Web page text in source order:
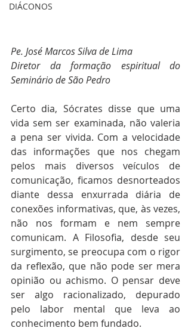
DIÁCONOS
Pe. José Marcos Silva de Lima
Diretor da formação espiritual do
Seminário de São Pedro
Certo dia, Sócrates disse que uma
vida sem ser examinada, não valeria
a pena ser vivida. Com a velocidade
das informações que nos chegam
pelos mais diversos veículos de
comunicação, ficamos desnorteados
diante dessa enxurrada diária de
conexões informativas, que, às vezes,
não nos formam e nem sempre
comunicam. A Filosofia, desde seu
surgimento, se preocupa com o rigor
da reflexão, que não pode ser mera
opinião ou achismo. O pensar deve
ser algo racionalizado, depurado
pelo labor mental que leva ao
conhecimento bem fundado.